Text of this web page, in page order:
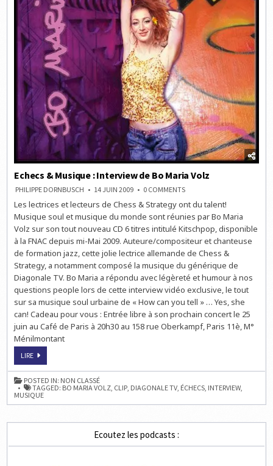
Echecs & Musique : Interview de Bo Maria Volz
PHILIPPE DORNBUSCH 14 JUIN 2009 0 COMMENTSON
&
MUSIQUE
:
INTERVIEW
DE
BO
MARIA
VOLZ
Les lectrices et lecteurs de Chess & Strategy ont du talent!
Musique soul et musique du monde sont réunies par Bo Maria
Volz sur son tout nouveau CD 6 titres intitulé Kitschpop, disponible
à la FNAC depuis mi-Mai 2009. Auteure/compositeur et chanteuse
de formation jazz, cette jolie lectrice allemande de Chess &
Strategy, a notamment composé la musique du générique de
Diagonale TV. Bo Maria a répondu avec légèreté et humour à nos
questions people lors de cette interview vidéo exclusive, le tout
sur sa musique soul urbaine de « How can you tell » … Yes, she
can! Cadeau pour vous : Entrée libre à son prochain concert le 25
juin au Café de Paris à 20h30 au 158 rue Oberkampf, Paris 11è, M°
Ménilmontant
LIREECHECS
MUSIQUE
:
INTERVIEW
DE
BO
MARIA
POSTED IN: NON CLASSÉ
TAGGED: BO MARIA VOLZ CLIP DIAGONALE TV ÉCHECS INTERVIEW
MUSIQUE
Ecoutez les podcasts :